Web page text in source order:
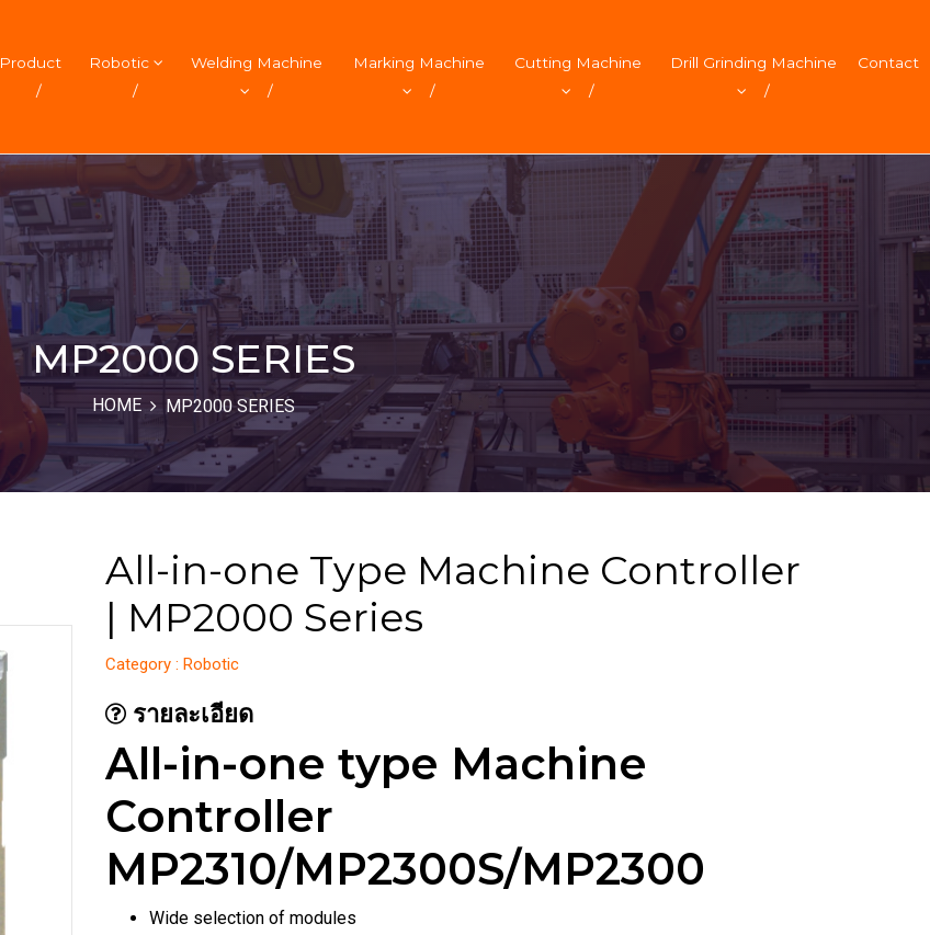
Product
/
Robotic
/
Welding Machine
/
Marking Machine
/
Cutting Machine
/
Drill Grinding Machine
/
Contact
MP2000 SERIES
HOME MP2000 SERIES
All-in-one Type Machine Controller
| MP2000 Series
Category : Robotic
รายละเอียด
All-in-one type Machine
Controller
MP2310/MP2300S/MP2300
Wide selection of modules